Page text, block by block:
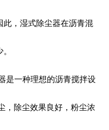
，湿式除尘器在沥青混
一种理想的沥青搅拌设
，除尘效果良好，粉尘浓